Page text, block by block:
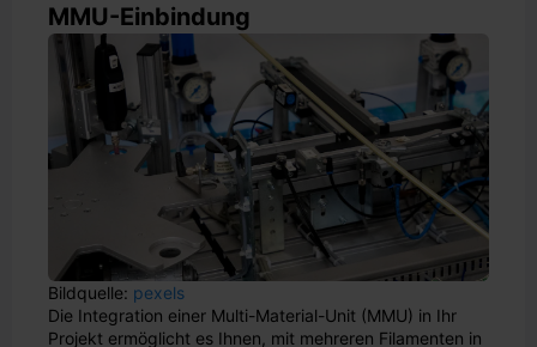
MMU-Einbindung
Bildquelle: pexels
Die Integration einer Multi-Material-Unit (MMU) in Ihr
Projekt ermöglicht es Ihnen, mit mehreren Filamenten in